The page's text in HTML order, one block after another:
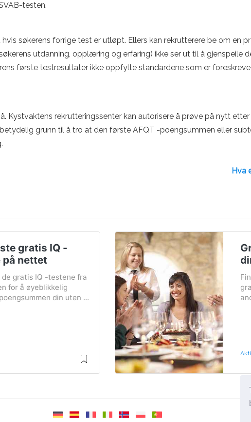
testen.
søkerens forrige test er utløpt. Ellers kan rekrutterere be om en
utdanning, opplæring og erfaring) ikke ser ut til å gjenspeile
første testresultater ikke oppfylte standardene som er
Kystvaktens rekrutteringssenter kan autorisere å prøve på nytt
grunn til å tro at den første AFQT -poengsummen eller
Hva
gratis IQ -
på nettet
de gratis IQ -testene fra
for å øyeblikkelig
din uten ...